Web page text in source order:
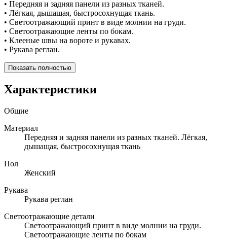
• Передняя и задняя панели из разных тканей.
• Лёгкая, дышащая, быстросохнущая ткань.
• Светоотражающий принт в виде молнии на груди.
• Светоотражающие ленты по бокам.
• Клееные швы на вороте и рукавах.
• Рукава реглан.
Показать полностью
Характеристики
Общие
Материал
Передняя и задняя панели из разных тканей. Лёгкая,
дышащая, быстросохнущая ткань
Пол
Женский
Рукава
Рукава реглан
Светоотражающие детали
Светоотражающий принт в виде молнии на груди.
Светоотражающие ленты по бокам